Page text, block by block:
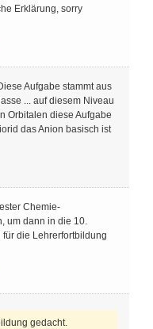
Erklärung, sorry
Aufgabe stammt aus
... auf diesem Niveau
Orbitalen diese Aufgabe
das Anion basisch ist
Chemie-
um dann in die 10.
die Lehrerfortbildung
gedacht.